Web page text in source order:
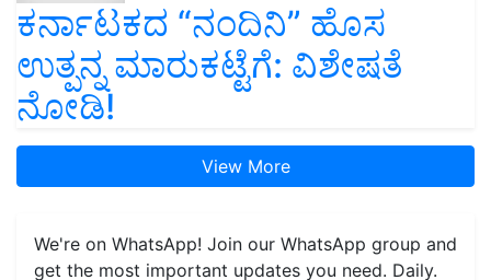
ಕರ್ನಾಟಕದ “ನಂದಿನಿ” ಹೊಸ
ಉತ್ಪನ್ನ ಮಾರುಕಟ್ಟೆಗೆ: ವಿಶೇಷತೆ
ನೋಡಿ!
View More
We're on WhatsApp! Join our WhatsApp group and
get the most important updates you need. Daily.